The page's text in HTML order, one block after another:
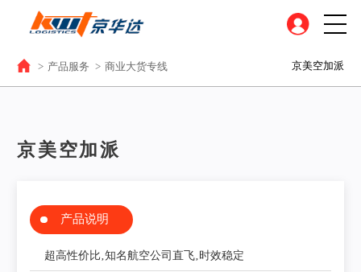
> 产品服务 > 商业大货专线 京美空加派
京美空加派
产品说明
超高性价比‚知名航空公司直飞‚时效稳定